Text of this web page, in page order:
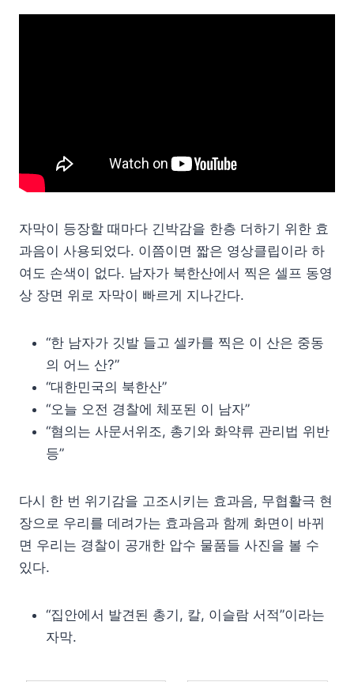
자막이 등장할 때마다 긴박감을 한층 더하기 위한 효
과음이 사용되었다. 이쯤이면 짧은 영상클립이라 하
여도 손색이 없다. 남자가 북한산에서 찍은 셀프 동영
상 장면 위로 자막이 빠르게 지나간다.
“한 남자가 깃발 들고 셀카를 찍은 이 산은 중동
의 어느 산?”
“대한민국의 북한산”
“오늘 오전 경찰에 체포된 이 남자”
“혐의는 사문서위조, 총기와 화약류 관리법 위반
등”
다시 한 번 위기감을 고조시키는 효과음, 무협활극 현
장으로 우리를 데려가는 효과음과 함께 화면이 바뀌
면 우리는 경찰이 공개한 압수 물품들 사진을 볼 수
있다.
“집안에서 발견된 총기, 칼, 이슬람 서적”이라는
자막.